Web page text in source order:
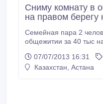
Сниму комнату в
на правом берегу
Семейная пара 2 человека снимет комнату в
общежитии за 40 тыс на длительный срок без
Частоту гарантируем..
07/07/2013 16:31
Казахстан, Астана